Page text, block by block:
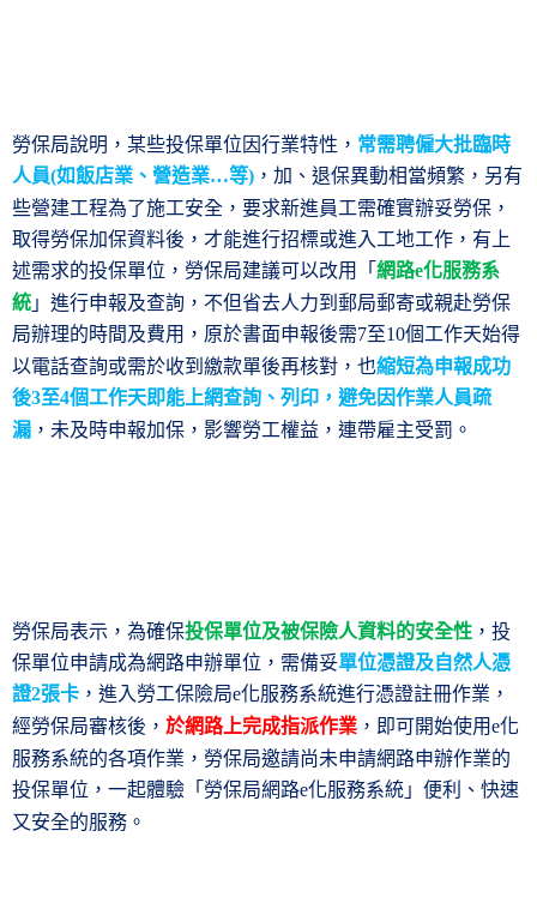
勞保局說明，某些投保單位因行業特性， 常需聘僱大批臨時
人員(如飯店業、營造業…等) ，加、退保異動相當頻繁，另有
些營建工程為了施工安全，要求新進員工需確實辦妥勞保，
取得勞保加保資料後，才能進行招標或進入工地工作，有上
述需求的投保單位，勞保局建議可以改用「網路e化服務系
統」進行申報及查詢，不但省去人力到郵局郵寄或親赴勞保
局辦理的時間及費用，原於書面申報後需7至10個工作天始得
以電話查詢或需於收到繳款單後再核對，也縮短為申報成功
後3至4個工作天即能上網查詢、列印，避免因作業人員疏
漏 ，未及時申報加保，影響勞工權益，連帶雇主受罰。
勞保局表示，為確保投保單位及被保險人資料的安全性 ，投
保單位申請成為網路申辦單位，需備妥單位憑證及自然人憑
證2張卡 ，進入勞工保險局e化服務系統進行憑證註冊作業，
經勞保局審核後， 於網路上完成指派作業 ，即可開始使用e化
服務系統的各項作業，勞保局邀請尚未申請網路申辦作業的
投保單位，一起體驗「勞保局網路e化服務系統」便利、快速
又安全的服務。